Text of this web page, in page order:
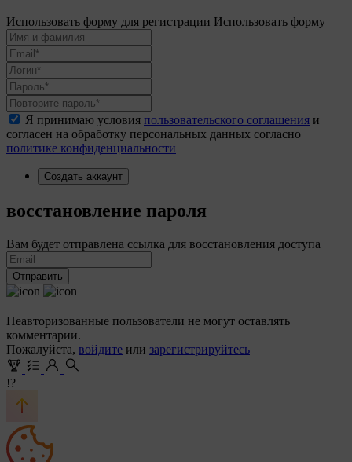
Использовать форму для регистрации Использовать форму
Я принимаю условия пользовательского соглашения и
согласен на обработку персональных данных согласно
политике конфиденциальности
Создать аккаунт
восстановление пароля
Вам будет отправлена ссылка для восстановления доступа
Отправить
Неавторизованные пользователи не могут оставлять
комментарии.
Пожалуйста, войдите или зарегистрируйтесь
!?